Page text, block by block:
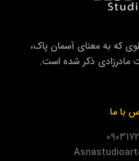
که به معنای آسمان پاک،
مادرزادی ذکر شده است.
با ما